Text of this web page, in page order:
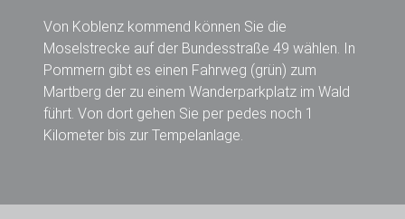
Von Koblenz kommend können Sie die
Moselstrecke auf der Bundesstraße 49 wählen. In
Pommern gibt es einen Fahrweg (grün) zum
Martberg der zu einem Wanderparkplatz im Wald
führt. Von dort gehen Sie per pedes noch 1
Kilometer bis zur Tempelanlage.